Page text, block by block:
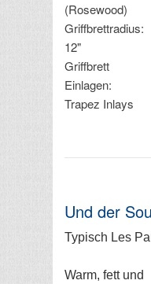
(Rosewood)
Griffbrettradius:
12"
Griffbrett
Einlagen:
Trapez Inlays
Und der
Typisch Les
Warm, fett und